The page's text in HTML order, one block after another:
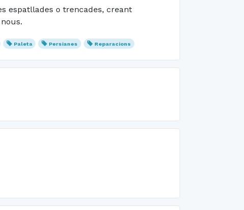
espatllades o trencades, creant
Paleta Persianes Reparacions